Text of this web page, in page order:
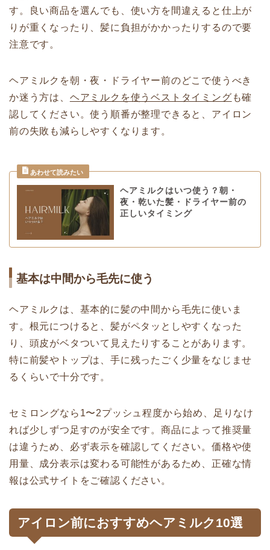
す。良い商品を選んでも、使い方を間違えると仕上が
りが重くなったり、髪に負担がかかったりするので要
注意です。
ヘアミルクを朝・夜・ドライヤー前のどこで使うべき
か迷う方は、 ヘアミルクを使うベストタイミング も確
認してください。使う順番が整理できると、アイロン
前の失敗も減らしやすくなります。
ヘアミルクはいつ使う？朝・
夜・乾いた髪・ドライヤー前の
正しいタイミング
基本は中間から毛先に使う
ヘアミルクは、基本的に髪の中間から毛先に使いま
す。根元につけると、髪がペタッとしやすくなった
り、頭皮がベタついて見えたりすることがあります。
特に前髪やトップは、手に残ったごく少量をなじませ
るくらいで十分です。
セミロングなら1〜2プッシュ程度から始め、足りなけ
れば少しずつ足すのが安全です。商品によって推奨量
は違うため、必ず表示を確認してください。価格や使
用量、成分表示は変わる可能性があるため、正確な情
報は公式サイトをご確認ください。
アイロン前におすすめヘアミルク10選